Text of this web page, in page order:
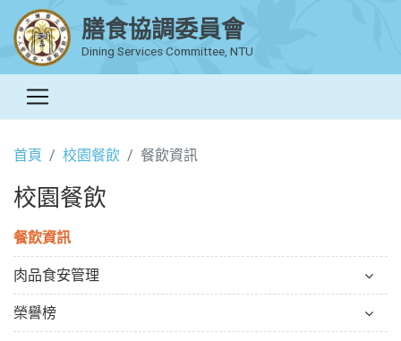
膳食協調委員會
Dining Services Committee, NTU
首頁 校園餐飲 餐飲資訊
校園餐飲
餐飲資訊
肉品食安管理
榮譽榜